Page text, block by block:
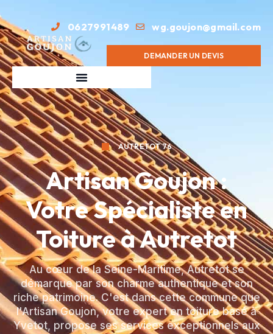
0627991489 wg.goujon@gmail.com
DEMANDER UN DEVIS
AUTRETOT 76
Artisan Goujon :
Votre Spécialiste en
Toiture à Autretot
Au cœur de la Seine-Maritime, Autretot se
démarque par son charme authentique et son
riche patrimoine. C'est dans cette commune que
l'Artisan Goujon, votre expert en toiture basé à
Yvetot, propose ses services exceptionnels aux